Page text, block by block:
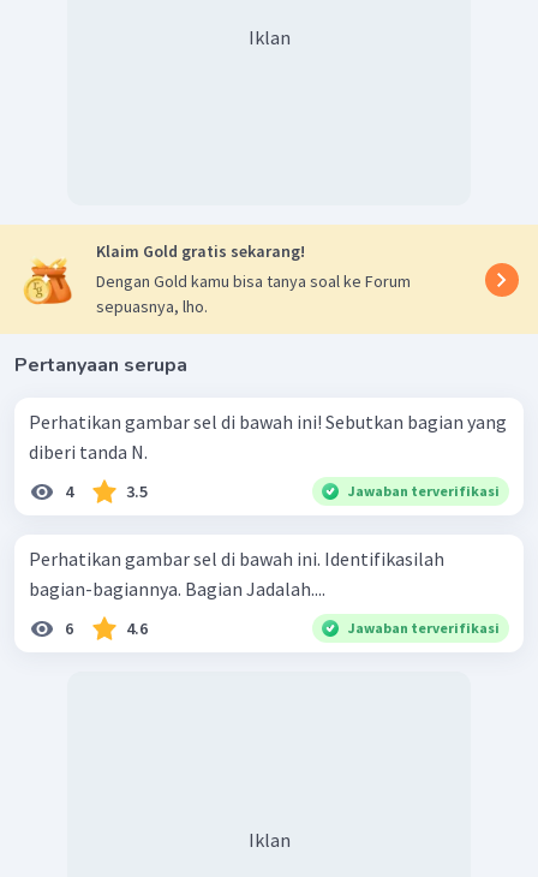
Iklan
Klaim Gold gratis sekarang!
Dengan Gold kamu bisa tanya soal ke Forum
sepuasnya, lho.
Pertanyaan serupa
Perhatikan gambar sel di bawah ini! Sebutkan bagian yang
diberi tanda N.
4 3.5 Jawaban terverifikasi
Perhatikan gambar sel di bawah ini. Identifikasilah
bagian-bagiannya. Bagian Jadalah....
6 4.6 Jawaban terverifikasi
Iklan